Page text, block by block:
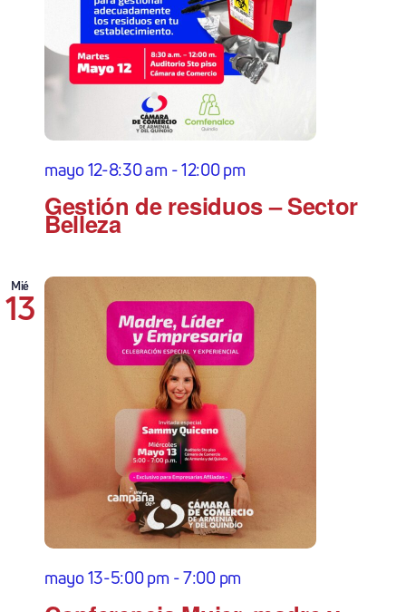
Gestión de residuos – Sector
Belleza
mayo 12-8:30 am -12:00 pm
Mié
13
mayo 13-5:00 pm -7:00 pm